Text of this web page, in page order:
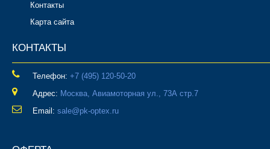
Контакты
Карта сайта
КОНТАКТЫ
Телефон: ‎+7 (495) 120-50-20
Адрес: Москва, Авиамоторная ул., 73А стр.7
Email: sale@pk-optex.ru